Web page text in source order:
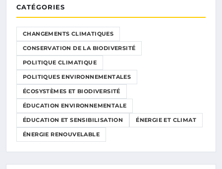
CATÉGORIES
CHANGEMENTS CLIMATIQUES
CONSERVATION DE LA BIODIVERSITÉ
POLITIQUE CLIMATIQUE
POLITIQUES ENVIRONNEMENTALES
ÉCOSYSTÈMES ET BIODIVERSITÉ
ÉDUCATION ENVIRONNEMENTALE
ÉDUCATION ET SENSIBILISATION ÉNERGIE ET CLIMAT
ÉNERGIE RENOUVELABLE